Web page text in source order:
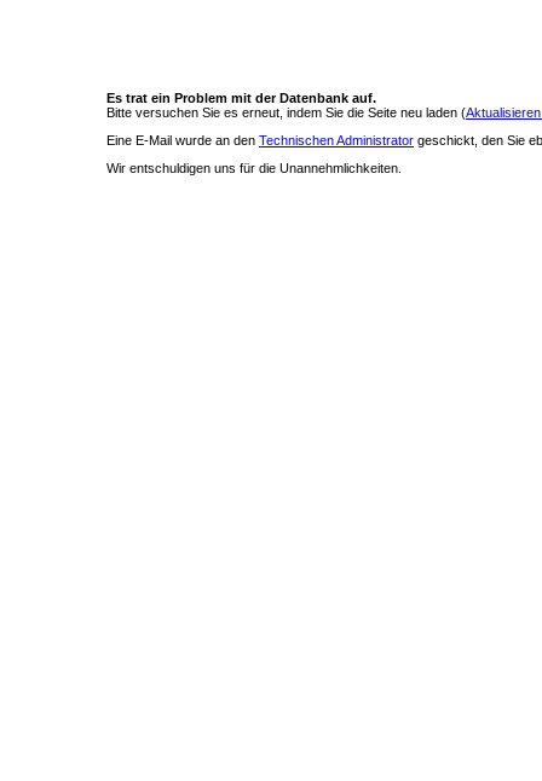
Es trat ein Problem mit der Datenbank auf.
Bitte versuchen Sie es erneut, indem Sie die Seite neu laden (
Eine E-Mail wurde an den Technischen Administrator geschickt, den Sie
Wir entschuldigen uns für die Unannehmlichkeiten.